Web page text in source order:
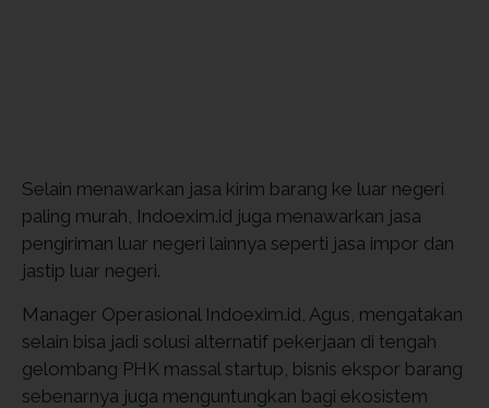
Selain menawarkan jasa kirim barang ke luar negeri
paling murah, Indoexim.id juga menawarkan jasa
pengiriman luar negeri lainnya seperti jasa impor dan
jastip luar negeri.
Manager Operasional Indoexim.id, Agus, mengatakan
selain bisa jadi solusi alternatif pekerjaan di tengah
gelombang PHK massal startup, bisnis ekspor barang
sebenarnya juga menguntungkan bagi ekosistem